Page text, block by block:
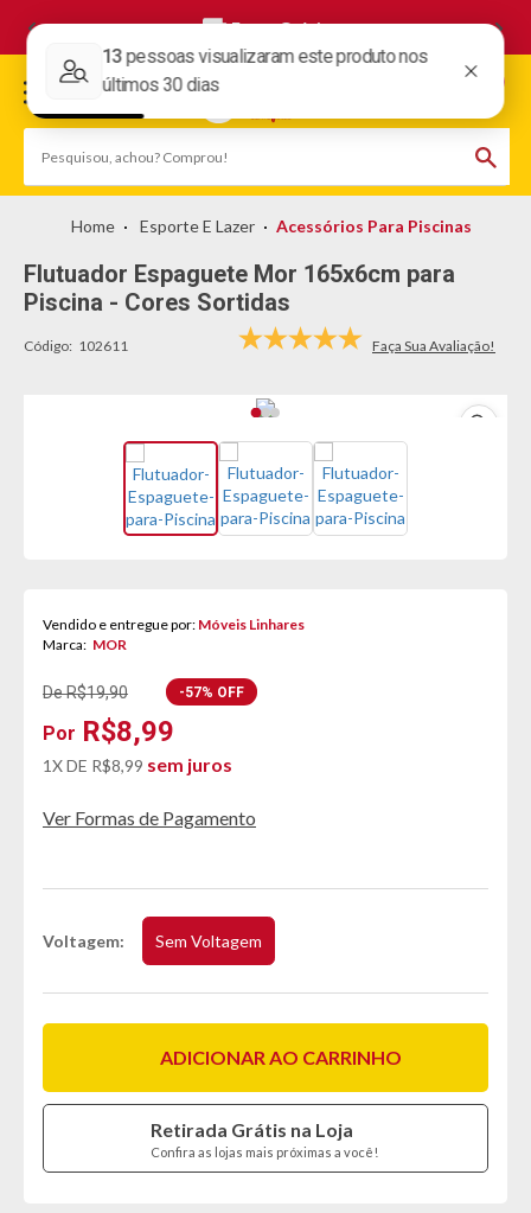
Frete Grátis
Esporte E Lazer Acessórios Para Piscinas
Flutuador Espaguete Mor 165x6cm para
Piscina - Cores Sortidas
Código: 102611
Vendido e entregue por: Móveis Linhares
Marca: MOR
De R$19,90
R$8,99
-57% OFF
1X DE R$8,99 sem juros
Ver Formas de Pagamento
Voltagem Sem Voltagem
ADICIONAR AO CARRINHO
Retirada Grátis na Loja
Confira as lojas mais próximas a você!